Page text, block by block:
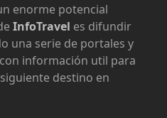
enorme potencial
InfoTravel es difundir
una serie de portales y
información util para
destino en